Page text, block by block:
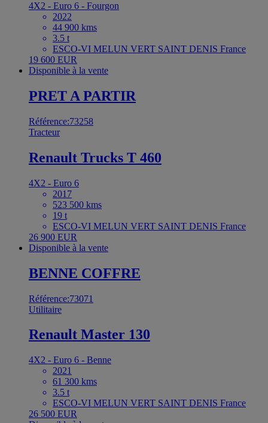
4X2 - Euro 6 - Fourgon
2022
44 900 kms
3.5 t
ESCO-VI MELUN VERT SAINT DENIS France
19 600 EUR
Disponible à la vente
PRET A PARTIR
Référence:73258
Tracteur
Renault Trucks T 460
4X2 - Euro 6
2017
523 500 kms
19 t
ESCO-VI MELUN VERT SAINT DENIS France
26 900 EUR
Disponible à la vente
BENNE COFFRE
Référence:73071
Utilitaire
Renault Master 130
4X2 - Euro 6 - Benne
2021
61 300 kms
3.5 t
ESCO-VI MELUN VERT SAINT DENIS France
26 500 EUR